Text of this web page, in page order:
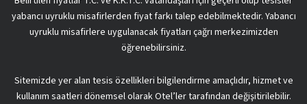
yabancı uyruklu misafirlerden fiyat farkı talep edebilmektedir. Yabancı
uyruklu misafirlere uygulanacak fiyatları çağrı merkezimizden
öğrenebilirsiniz.
Sitemizde yer alan tesis özellikleri bilgilendirme amaçlıdır, hizmet ve
kullanım saatleri dönemsel olarak Otel’ler tarafından değişitirilebilir.